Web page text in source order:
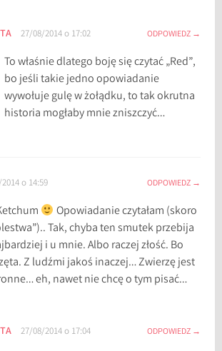
27/08/2014 o 17:02 ODPOWIEDZ
To właśnie dlatego boję się czytać „Red”,
bo jeśli takie jedno opowiadanie
wywołuje gulę w żołądku, to tak okrutna
historia mogłaby mnie zniszczyć…
o 14:59 ODPOWIEDZ
Opowiadanie czytałam (skoro
Tak, chyba ten smutek przebija
i u mnie. Albo raczej złość. Bo
Z ludźmi jakoś inaczej… Zwierzę jest
eh, nawet nie chcę o tym pisać…
27/08/2014 o 17:04 ODPOWIEDZ